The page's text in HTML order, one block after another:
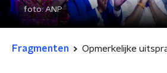
foto:ANP
Fragmenten Opmerkelijke